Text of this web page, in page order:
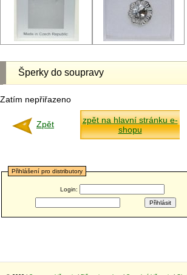
Šperky do soupravy
Zatím nepřiřazeno
Zpět
zpět na hlavní stránku e-
shopu
Přihlášení pro distributory
Login: